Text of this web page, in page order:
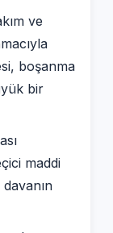
ve
boşanma
bir
maddi